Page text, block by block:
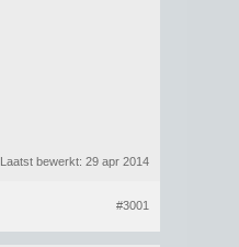
Laatst bewerkt: 29 apr 2014
#3001